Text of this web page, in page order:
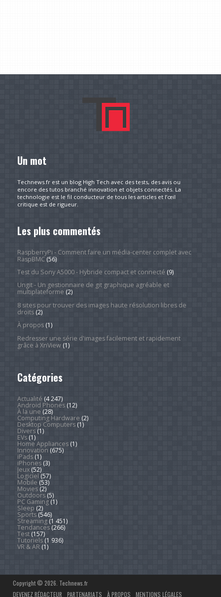
Un mot
Technews.fr est un blog High Tech avec des tests, des avis ou
encore des tutos branché innovation et objets connectés. La
technologie est le fil conducteur de tous les articles et l’œil
critique est de rigueur.
Les plus commentés
RaspberryPi - Comment faire un média-center complet avec
RaspBMC(56)
Test du Sony A5000 - Hybride compact et connecté (9)
Ungit - Un gestionnaire de git graphique agréable et
multiplateforme (2)
8 sites pour trouver des images haute résolution libres de
droits(2)
À propos(1)
Redresser une série d'images facilement et rapidement
grâce à XnView(1)
Catégories
Actualité (4 247)
Android Phones(12)
À la une (28)
Computing Hardware (2)
Desktop Computers(1)
Divers(1)
EVs(1)
Home Appliances(1)
Innovation (675)
iPads(1)
iPhones(3)
Jeux(52)
Logiciel (57)
Mobile (53)
Movies(2)
Outdoors(5)
PC Gaming(1)
Sleep (2)
Sports(546)
Streaming(1 451)
Tendances(266)
Test(157)
Tutoriels(1 936)
VR & AR(1)
Copyright © 2026. Technews.fr
DEVENEZ RÉDACTEUR
PARTENARIATS À PROPOS MENTIONS LÉGALES